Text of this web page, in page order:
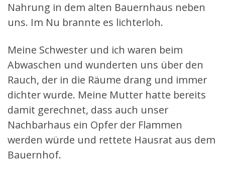
Nahrung in dem alten Bauernhaus neben
uns. Im Nu brannte es lichterloh.
Meine Schwester und ich waren beim
Abwaschen und wunderten uns über den
Rauch, der in die Räume drang und immer
dichter wurde. Meine Mutter hatte bereits
damit gerechnet, dass auch unser
Nachbarhaus ein Opfer der Flammen
werden würde und rettete Hausrat aus dem
Bauernhof.